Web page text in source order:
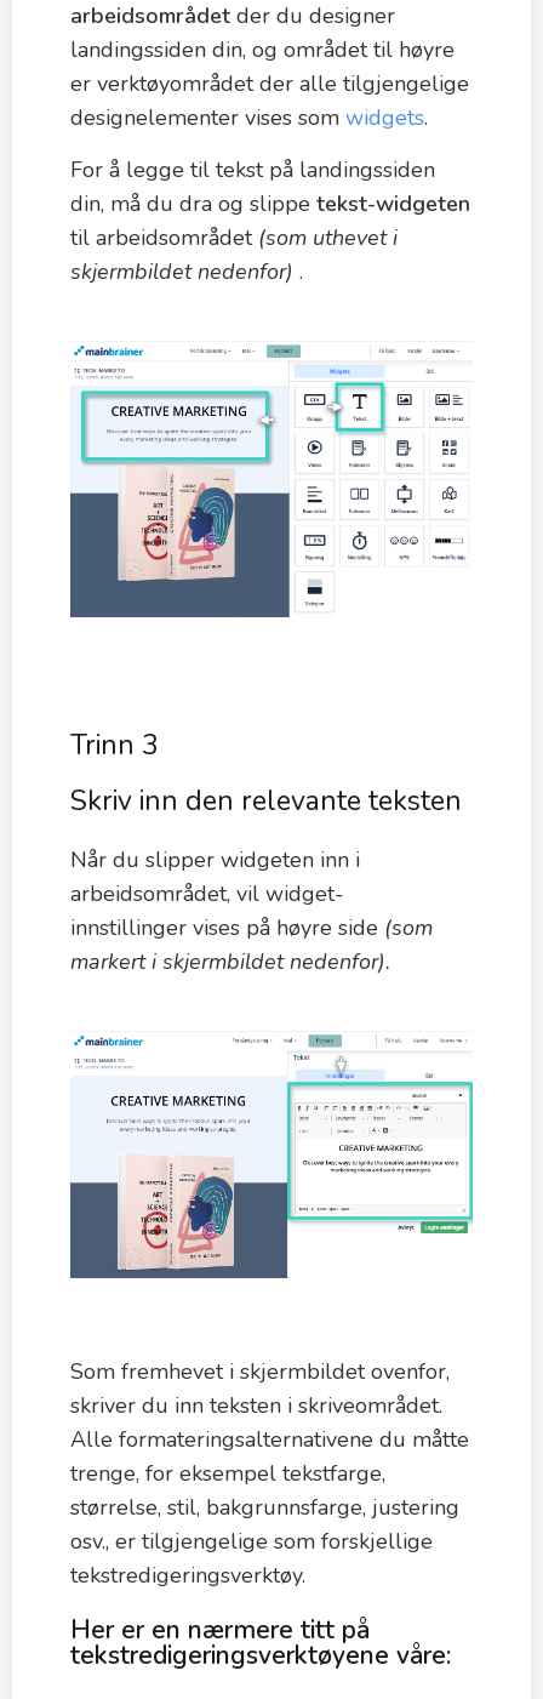
arbeidsområdet der du designer
landingssiden din, og området til høyre
er verktøyområdet der alle tilgjengelige
designelementer vises som widgets.
For å legge til tekst på landingssiden
din, må du dra og slippe tekst-widgeten
til arbeidsområdet (som uthevet i
skjermbildet nedenfor) .
Trinn 3
Skriv inn den relevante teksten
Når du slipper widgeten inn i
arbeidsområdet, vil widget-
innstillinger vises på høyre side (som
markert i skjermbildet nedenfor).
Som fremhevet i skjermbildet ovenfor,
skriver du inn teksten i skriveområdet.
Alle formateringsalternativene du måtte
trenge, for eksempel tekstfarge,
størrelse, stil, bakgrunnsfarge, justering
osv., er tilgjengelige som forskjellige
tekstredigeringsverktøy.
Her er en nærmere titt på
tekstredigeringsverktøyene våre: